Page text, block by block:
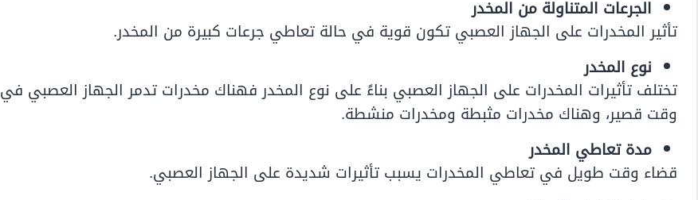
الجرعات المتناولة من المخدر
تأثير المخدرات على الجهاز العصبي تكون قوية في حالة تعاطي جرعات كبيرة من المخدر.
نوع المخدر
تختلف تأثيرات المخدرات على الجهاز العصبي بناءً على نوع المخدر فهناك مخدرات تدمر الجهاز العصبي في
وقت قصير، وهناك مخدرات مثبطة ومخدرات منشطة.
مدة تعاطي المخدر
قضاء وقت طويل في تعاطي المخدرات يسبب تأثيرات شديدة على الجهاز العصبي.